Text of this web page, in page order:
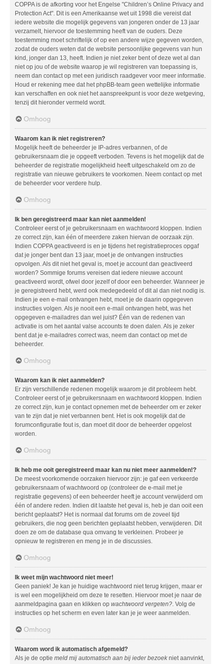
COPPA is de afkorting voor het Engelse "Children’s Online Privacy and
Protection Act". Dit is een Amerikaanse wet uit 1998 die vereist dat
iedere website die mogelijk gegevens van jongeren onder de 13 jaar
verzamelt, hiervoor de toestemming heeft van de ouders. Deze
toestemming moet schriftelijk of op een andere wijze gegeven worden,
zodat de ouders weten dat de website persoonlijke gegevens van hun
kind, jonger dan 13, heeft. Indien je niet zeker bent of deze wet al dan
niet op jou of de website waarop je wil registreren van toepassing is,
neem dan contact op met een juridisch raadgever voor meer informatie.
Houd er rekening mee dat het phpBB-team geen wettelijke informatie
kan verschaffen en ook niet het aanspreekpunt is voor deze wetgeving,
tenzij dit hieronder vermeld wordt.
Omhoog
Waarom kan ik niet registreren?
Mogelijk heeft de beheerder je IP-adres verbannen, of de
gebruikersnaam die je opgeeft verboden. Tevens is het mogelijk dat de
beheerder de registratie mogelijkheid heeft uitgeschakeld om zo de
registratie van nieuwe gebruikers te voorkomen. Neem contact op met
de beheerder voor verdere hulp.
Omhoog
Ik ben geregistreerd maar kan niet aanmelden!
Controleer eerst of je gebruikersnaam en wachtwoord kloppen. Indien
ze correct zijn, kan één of meerdere zaken hiervan de oorzaak zijn.
Indien COPPA geactiveerd is en je tijdens het registratieproces opgaf
dat je jonger bent dan 13 jaar, moet je de ontvangen instructies
opvolgen. Als dit niet het geval is, moet je account dan geactiveerd
worden? Sommige forums vereisen dat iedere nieuwe account
geactiveerd wordt, ofwel door jezelf of door een beheerder. Wanneer je
je geregistreerd hebt, werd ook medegedeeld of dit al dan niet nodig is.
Indien je een e-mail ontvangen hebt, moet je de daarin opgegeven
instructies volgen. Als je nooit een e-mail ontvangen hebt, was het
opgegeven e-mailadres dan wel juist? Één van de redenen van
activatie is om het aantal valse accounts te doen dalen. Als je zeker
bent dat je e-mailadres correct was, neem dan contact op met de
beheerder.
Omhoog
Waarom kan ik niet aanmelden?
Er zijn verschillende redenen mogelijk waarom je dit probleem hebt.
Controleer eerst of je gebruikersnaam en wachtwoord kloppen. Indien
ze correct zijn, kun je contact opnemen met de beheerder om er zeker
van te zijn dat je niet verbannen bent. Het is ook mogelijk dat de
forumconfiguratie fout is, dan moet dit door de beheerder opgelost
worden.
Omhoog
Ik heb me ooit geregistreerd maar kan nu niet meer aanmelden!?
De meest voorkomende oorzaken hiervoor zijn: je gaf een verkeerde
gebruikersnaam of wachtwoord op (controleer de e-mail met je
registratie gegevens) of een beheerder heeft je account verwijderd om
één of andere reden. Indien dit laatste het geval is, heb je dan ooit een
bericht geplaatst? Het is normaal dat forums om de zoveel tijd
gebruikers, die nog geen berichten geplaatst hebben, verwijderen. Dit
doen ze om de database qua omvang te verkleinen. Probeer je
opnieuw te registreren en meng je in de discussies.
Omhoog
Ik weet mijn wachtwoord niet meer!
Geen paniek! Je kan je huidige wachtwoord niet terug krijgen, maar er
is wel een mogelijkheid om deze te resetten. Hiervoor moet je naar de
aanmeldpagina gaan en klikken op wachtwoord vergeten? . Volg de
instructies op het scherm en even later kan je je weer aanmelden.
Omhoog
Waarom word ik automatisch afgemeld?
Als je de optie meld mij automatisch aan bij ieder bezoek niet aanvinkt,